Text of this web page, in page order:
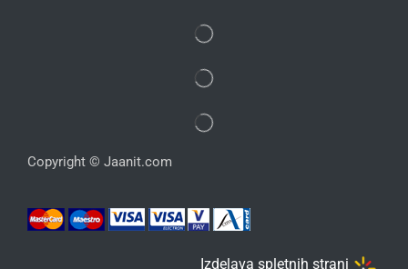
Copyright © Jaanit.com
Izdelava spletnih strani